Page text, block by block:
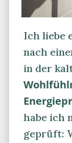
Ich liebe
nach
in der
habe ich
geprüft: